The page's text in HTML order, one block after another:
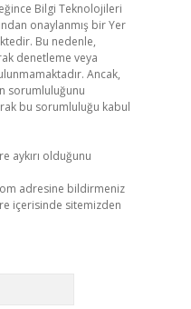
Bilgi Teknolojileri
onaylanmış bir Yer
Bu nedenle,
denetleme veya
Ancak,
sorumluluğunu
bu sorumluluğu kabul
aykırı olduğunu
adresine bildirmeniz
içerisinde sitemizden